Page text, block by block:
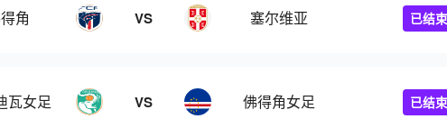
角 VS 塞尔维亚 已结束
瓦女足 VS 佛得角女足 已结束